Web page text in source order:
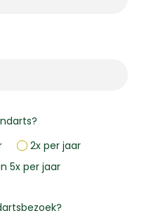
2x per jaar
5x per jaar